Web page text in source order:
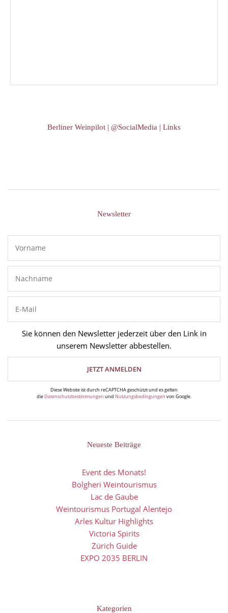
Berliner Weinpilot | @SocialMedia | Links
Newsletter
Sie können den Newsletter jederzeit über den Link in
unserem Newsletter abbestellen.
Diese Website ist durch reCAPTCHA geschützt und es gelten
die Datenschutzbestimmungen und Nutzungsbedingungen von Google.
Neueste Beiträge
Event des Monats!
Bolgheri Weintourismus
Lac de Gaube
Weintourismus Portugal Alentejo
Arles Kultur Highlights
Victoria Spirits
Zürich Guide
EXPO 2035 BERLIN
Kategorien